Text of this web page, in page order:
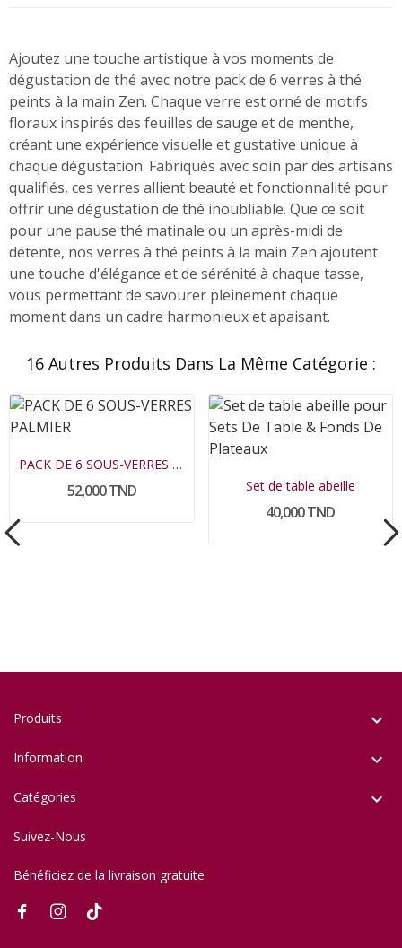
Ajoutez une touche artistique à vos moments de
dégustation de thé avec notre pack de 6 verres à thé
peints à la main Zen. Chaque verre est orné de motifs
floraux inspirés des feuilles de sauge et de menthe,
créant une expérience visuelle et gustative unique à
chaque dégustation. Fabriqués avec soin par des artisans
qualifiés, ces verres allient beauté et fonctionnalité pour
offrir une dégustation de thé inoubliable. Que ce soit
pour une pause thé matinale ou un après-midi de
détente, nos verres à thé peints à la main Zen ajoutent
une touche d'élégance et de sérénité à chaque tasse,
vous permettant de savourer pleinement chaque
moment dans un cadre harmonieux et apaisant.
16 Autres Produits Dans La Même Catégorie :
PACK DE 6 SOUS-VERRES PALMIER
52,000 TND Set de table abeille
40,000 TND
Produits 
Information 
Catégories 
Suivez-Nous
Bénéficiez de la livraison gratuite